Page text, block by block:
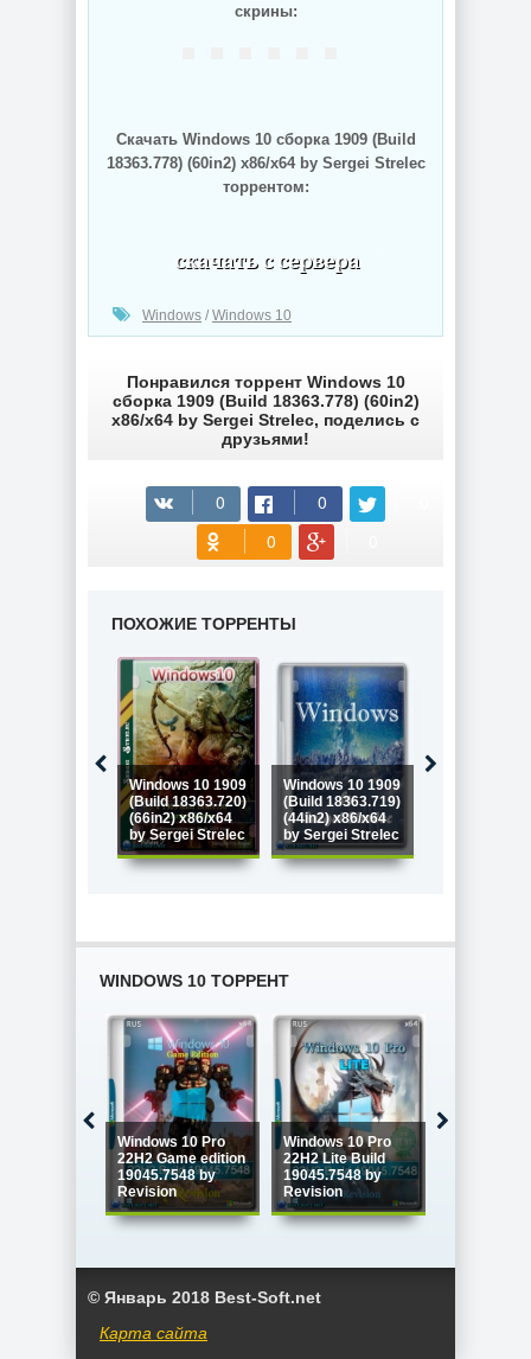
скрины:
Скачать Windows 10 сборка 1909 (Build
18363.778) (60in2) x86/x64 by Sergei Strelec
торрентом:
Windows / Windows 10
Понравился торрент Windows 10
сборка 1909 (Build 18363.778) (60in2)
x86/x64 by Sergei Strelec, поделись с
друзьями!
ПОХОЖИЕ ТОРРЕНТЫ
Windows 10 1909
(Build 18363.720)
(66in2) x86/x64
by Sergei Strelec
Windows 10 1909
(Build 18363.719)
(44in2) x86/x64
by Sergei Strelec
WINDOWS 10 ТОРРЕНТ
Windows 10 Pro
22H2 Game edition
19045.7548 by
Revision
Windows 10 Pro
22H2 Lite Build
19045.7548 by
Revision
© Январь 2018 Best-Soft.net
Карта сайта